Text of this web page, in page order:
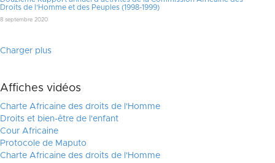
Droits de l’Homme et des Peuples (1998-1999)
8 septembre 2020
Charger plus
Affiches vidéos
Charte Africaine des droits de l'Homme
Droits et bien-être de l'enfant
Cour Africaine
Protocole de Maputo
Charte Africaine des droits de l'Homme